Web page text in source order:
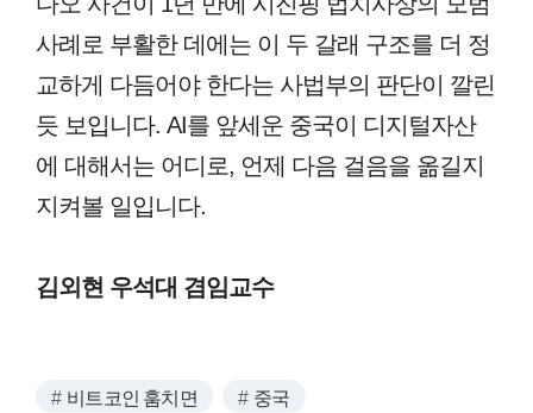
사례로 부활한 데에는 이 두 갈래 구조를 더 정
교하게 다듬어야 한다는 사법부의 판단이 깔린
듯 보입니다. AI를 앞세운 중국이 디지털자산
에 대해서는 어디로, 언제 다음 걸음을 옮길지
지켜볼 일입니다.
김외현 우석대 겸임교수
비트코인 훔치면 중국